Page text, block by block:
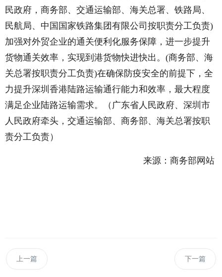
民政府，商务部、交通运输部、海关总署、铁路局、
民航局、中国国家铁路集团有限公司按职责分工负责)
加强对外贸企业的通关便利化服务保障，进一步提升
货物通关效率，实现到港货物快进快出。(商务部、海
关总署按职责分工负责)在确保防疫安全的前提下，全
力提升深圳香港陆路运输通行能力和效率，最大程度
满足企业陆路运输需求。（广东省人民政府、深圳市
人民政府牵头，交通运输部、商务部、海关总署按职
责分工负责）
来源：商务部网站
上一篇 下一篇